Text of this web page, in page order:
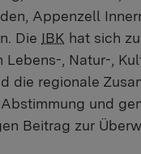
Appenzell
Die IBK hat sich
Lebens-, Natur-,
die regionale
und
Beitrag zur